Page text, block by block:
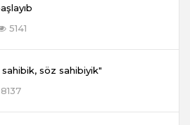
5141
söz sahibiyik"
8137